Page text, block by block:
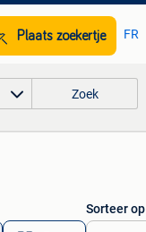
Plaats zoekertje FR
Zoek
Sorteer op